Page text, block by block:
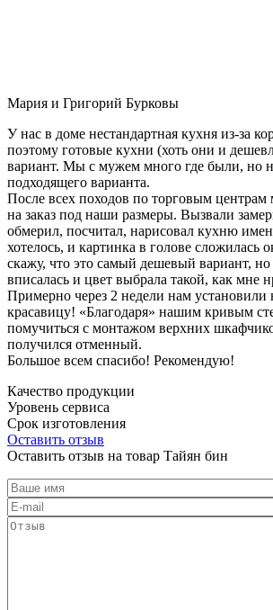
Мария и Григорий Бурковы
У нас в доме нестандартная кухня из-за
поэтому готовые кухни (хоть они и
вариант. Мы с мужем много где были, но
подходящего варианта.
После всех походов по торговым
на заказ под наши размеры. Вызвали
обмерил, посчитал, нарисовал кухню
хотелось, и картинка в голове сложилась
скажу, что это самый дешевый вариант,
вписалась и цвет выбрала такой, как мне
Примерно через 2 недели нам
красавицу! «Благодаря» нашим кривым
помучиться с монтажом верхних
получился отменный.
Большое всем спасибо! Рекомендую!
Качество продукции
Уровень сервиса
Срок изготовления
Оставить отзыв
Оставить отзыв на товар Тайян бин